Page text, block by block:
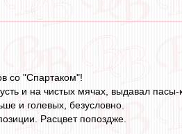
со "Спартаком"!
и на чистых мячах, выдавал
и голевых, безусловно.
Расцвет попоздже.